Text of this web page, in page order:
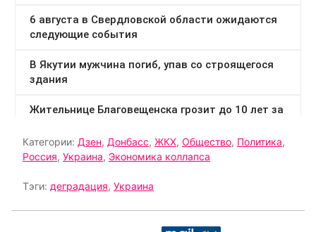
Категории: Дзен, Донбасс, ЖКХ, Общество, Политика,
Россия, Украина, Экономика коллапса
Тэги: деградация, Украина